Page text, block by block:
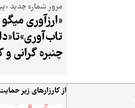
مرور شماره جدید
«ارزآوری
چنبره گرانی و
از کارزارهای زیر